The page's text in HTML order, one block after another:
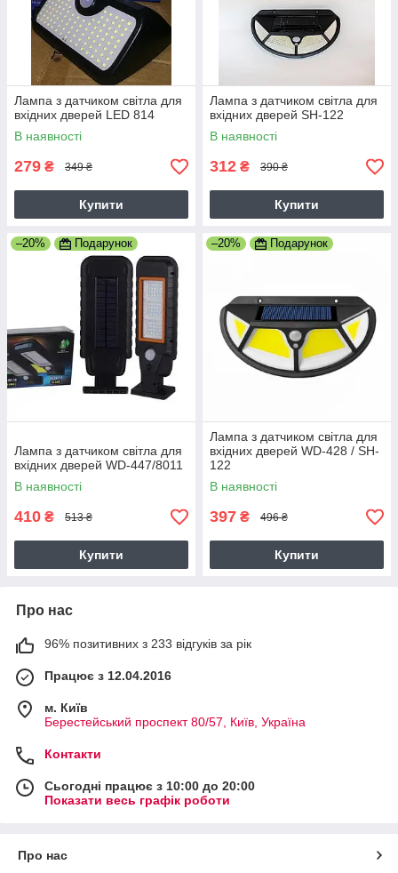
Лампа з датчиком світла для
вхідних дверей LED 814
В наявності
279 ₴ 349 ₴
Купити
Лампа з датчиком світла для
вхідних дверей SH-122
В наявності
312 ₴ 390 ₴
Купити
–20% Подарунок
Лампа з датчиком світла для
вхідних дверей WD-447/8011
В наявності
410 ₴ 513 ₴
Купити
–20% Подарунок
Лампа з датчиком світла для
вхідних дверей WD-428 / SH-
122
В наявності
397 ₴ 496 ₴
Купити
Про нас
96% позитивних з 233 відгуків за рік
Працює з 12.04.2016
м. Київ
Берестейський проспект 80/57, Київ, Україна
Контакти
Сьогодні працює з 10:00 до 20:00
Показати весь графік роботи
Про нас